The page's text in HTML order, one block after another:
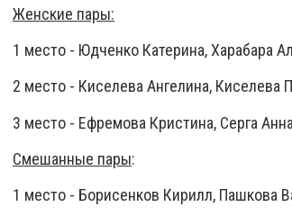
Женские пары:
1 место - Юдченко Катерина, Харабара
2 место - Киселева Ангелина, Киселева
3 место - Ефремова Кристина, Серга
Смешанные пары:
1 место - Борисенков Кирилл, Пашкова